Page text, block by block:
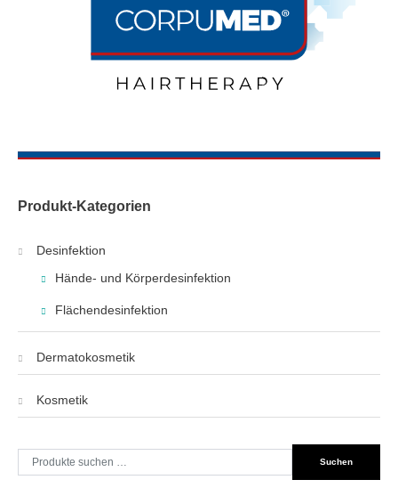
Produkt-Kategorien
Desinfektion
Hände- und Körperdesinfektion
Flächendesinfektion
Dermatokosmetik
Kosmetik
Suche
nach:
Suchen